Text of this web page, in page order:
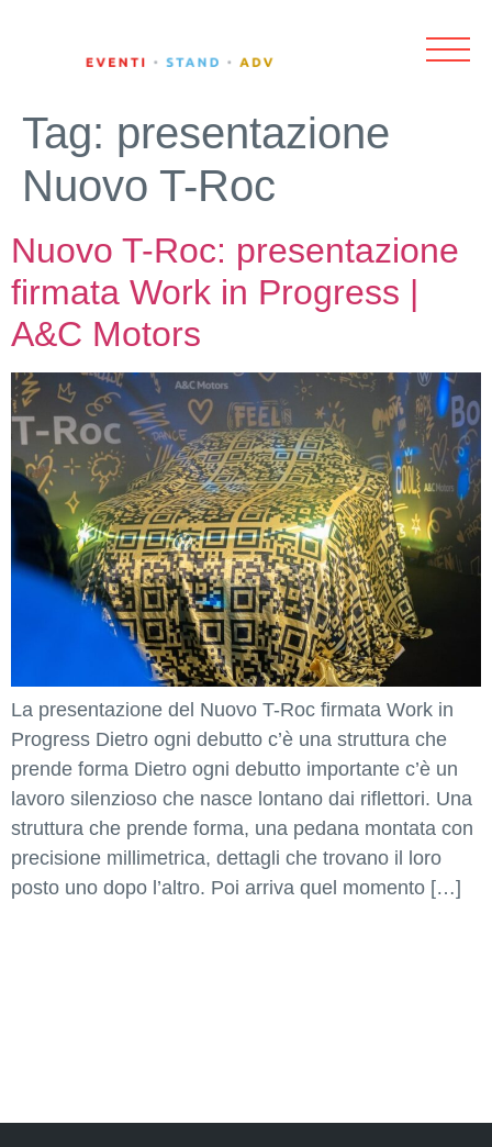
Tag: presentazione
Nuovo T-Roc
Nuovo T-Roc: presentazione
firmata Work in Progress |
A&C Motors
La presentazione del Nuovo T-Roc firmata Work in
Progress Dietro ogni debutto c’è una struttura che
prende forma Dietro ogni debutto importante c’è un
lavoro silenzioso che nasce lontano dai riflettori. Una
struttura che prende forma, una pedana montata con
precisione millimetrica, dettagli che trovano il loro
posto uno dopo l’altro. Poi arriva quel momento […]